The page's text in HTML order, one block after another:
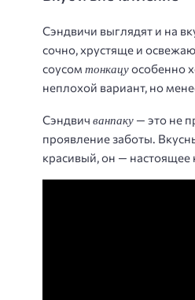
Сэндвичи выглядят и на
сочно, хрустяще и
соусом тонкацуособенно
неплохой вариант, но
Сэндвич ванпаку — это не
проявление заботы.
красивый, он — настоящее